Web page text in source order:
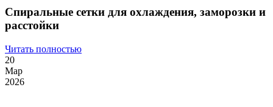
Спиральные сетки для охлаждения, заморозки и
расстойки
Читать полностью
20
Мар
2026